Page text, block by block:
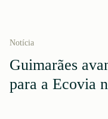
Notícia
Guimarães
para a Ecovia